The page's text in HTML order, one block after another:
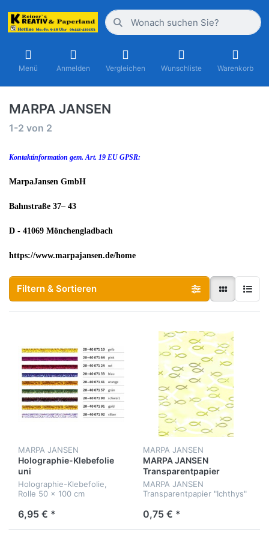
Menü Anmelden Vergleichen Wunschliste Warenkorb
MARPA JANSEN
1-2 von 2
Kontaktinformation gem. Art. 19 EU GPSR:
MarpaJansen GmbH
Bahnstraße 37– 43
D - 41069 Mönchengladbach
https://www.marpajansen.de/home
Filtern & Sortieren
MARPA JANSEN
Holographie-Klebefolie
uni
Holographie-Klebefolie,
Rolle 50 x 100 cm
6,95 € *
MARPA JANSEN
MARPA JANSEN
Transparentpapier
"Ichthys" gold A4
MARPA JANSEN
Transparentpapier "Ichthys"
0,75 € *